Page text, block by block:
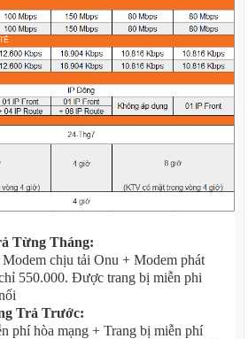
Từng Tháng:
chịu tải Onu + Modem phát
550.000. Được trang bị miễn phi
Trả Trước:
phí hòa mạng + Trang bị miễn phí